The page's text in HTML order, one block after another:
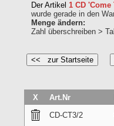
Der Artikel 1 CD 'Come
wurde gerade in den
Menge ändern:
Zahl überschreiben >
X Art.Nr
CD-CT3/2